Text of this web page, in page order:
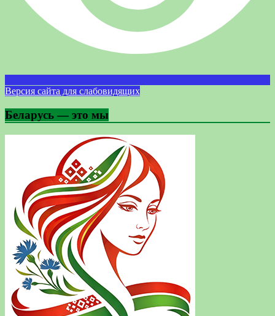
Версия сайта для слабовидящих
Беларусь — это мы